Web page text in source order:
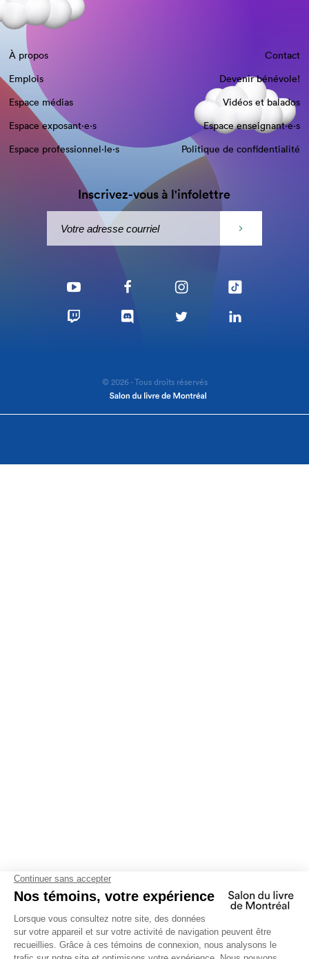
À propos
Contact
Emplois
Devenir bénévole!
Espace médias
Vidéos et balados
Espace exposant·e⋅s
Espace enseignant·e⋅s
Espace professionnel·le⋅s
Politique de confidentialité
Inscrivez-vous à l'infolettre
© 2026 - Tous droits réservés